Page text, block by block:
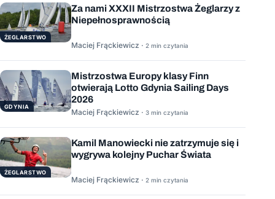
ŻEGLARSTWO
Za nami XXXII Mistrzostwa Żeglarzy z
Niepełnosprawnością
Maciej Frąckiewicz · 2 min czytania
GDYNIA
Mistrzostwa Europy klasy Finn
otwierają Lotto Gdynia Sailing Days
2026
Maciej Frąckiewicz · 3 min czytania
ŻEGLARSTWO
Kamil Manowiecki nie zatrzymuje się i
wygrywa kolejny Puchar Świata
Maciej Frąckiewicz · 2 min czytania